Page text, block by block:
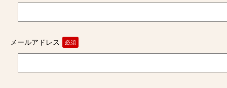
メールアドレス 必須